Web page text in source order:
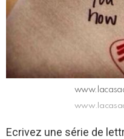
Ecrivez une série de